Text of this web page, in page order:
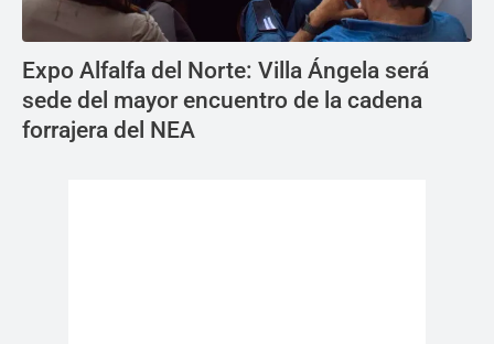
Expo Alfalfa del Norte: Villa Ángela será
sede del mayor encuentro de la cadena
forrajera del NEA